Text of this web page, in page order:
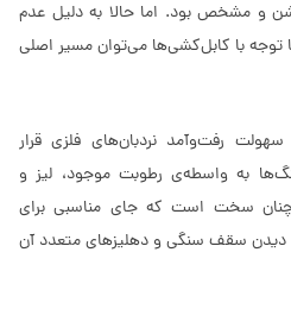
و مشخص بود. اما حالا به دلیل عدم
توجه با کابل‌کشی‌ها می‌توان مسیر اصلی
رفت‌وآمد نردبان‌های فلزی قرار
به واسطه‌ی رطوبت موجود، لیز و
سخت است که جای مناسبی برای
سقف سنگی و دهلیزهای متعدد آن